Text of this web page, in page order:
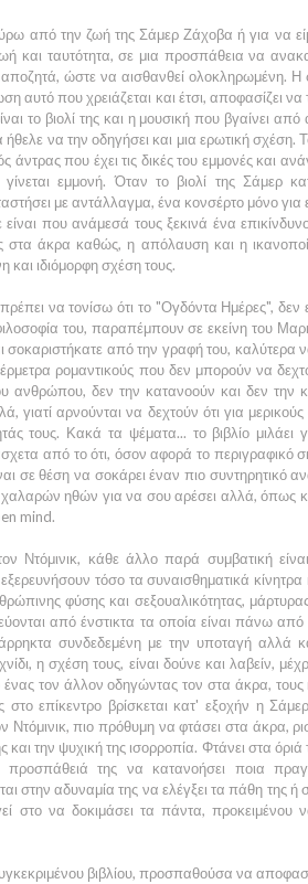
από την ζωή της Σάμερ Ζάχοβα ή για να
και ταυτότητα, σε μια προσπάθεια να
αποζητά, ώστε να αισθανθεί ολοκληρωμένη. Η
αυτό που χρειάζεται και έτσι, αποφασίζει
το βιολί της και η μουσική που βγαίνει από
να την οδηγήσει και μια ερωτική σχέση.
άντρας που έχει τις δικές του εμμονές και
εμμονή. Όταν το βιολί της Σάμερ
με αντάλλαγμα, ένα κονσέρτο μόνο για
που ανάμεσά τους ξεκινά ένα
στα άκρα καθώς, η απόλαυση και η
και ιδιόμορφη σχέση τους.
να τονίσω ότι το "Ογδόντα Ημέρες", δεν
του, παραπέμπουν σε εκείνη του
σοκαριστήκατε από την γραφή του, καλύτερα
ρομαντικούς που δεν μπορούν να
ανθρώπου, δεν την κατανοούν και δεν την
γιατί αρνούνται να δεχτούν ότι για
τους. Κακά τα ψέματα... το βιβλίο μιλάει
από το ότι, όσον αφορά το περιγραφικό
σε θέση να σοκάρει έναν πιο συντηρητικό
χαλαρών ηθών για να σου αρέσει αλλά, όπως
mind.
Ντόμινικ, κάθε άλλο παρά συμβατική
τόσο τα συναισθηματικά κίνητρα
φύσης και σεξουαλικότητας,
από ένστικτα τα οποία είναι πάνω
συνδεδεμένη με την υποταγή αλλά
η σχέση τους, είναι δούνε και λαβείν,
τον άλλον οδηγώντας τον στα άκρα, τους
επίκεντρο βρίσκεται κατ' εξοχήν η
Ντόμινικ, πιο πρόθυμη να φτάσει στα άκρα,
και την ψυχική της ισορροπία. Φτάνει στα όριά
προσπάθειά της να κατανοήσει ποια
στην αδυναμία της να ελέγξει τα πάθη της ή
στο να δοκιμάσει τα πάντα, προκειμένου
βιβλίου, προσπαθούσα να